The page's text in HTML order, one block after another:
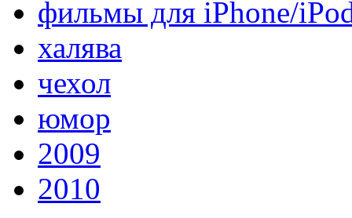
фильмы для iPhone/
халява
чехол
юмор
2009
2010